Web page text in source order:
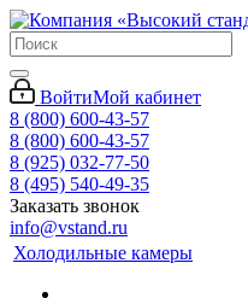
ВойтиМой кабинет
8 (800) 600-43-57
8 (800) 600-43-57
8 (925) 032-77-50
8 (495) 540-49-35
Заказать звонок
info@vstand.ru
Холодильные камеры